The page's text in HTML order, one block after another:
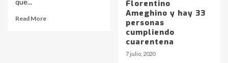
que...
Read More
Florentino
Ameghino y hay 33
personas
cumpliendo
cuarentena
7 julio, 2020